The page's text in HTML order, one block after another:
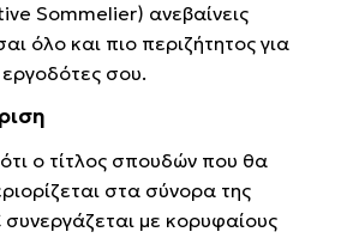
Sommelier) ανεβαίνεις
όλο και πιο περιζήτητος για
εργοδότες σου.
ο τίτλος σπουδών που θα
στα σύνορα της
με κορυφαίους